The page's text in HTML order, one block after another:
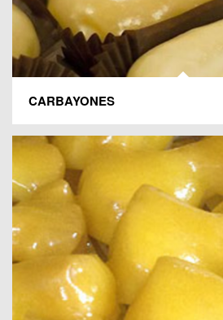
CARBAYONES